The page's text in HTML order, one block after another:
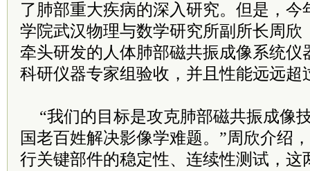
了肺部重大疾病的深入研究。但是，今
学院武汉物理与数学研究所副所长周欣
牵头研发的人体肺部磁共振成像系统仪
科研仪器专家组验收，并且性能远远超
“我们的目标是攻克肺部磁共振成像
国老百姓解决影像学难题。”周欣介绍
行关键部件的稳定性、连续性测试，这